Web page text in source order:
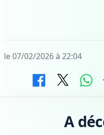
le 07/02/2026 à 22:04
A